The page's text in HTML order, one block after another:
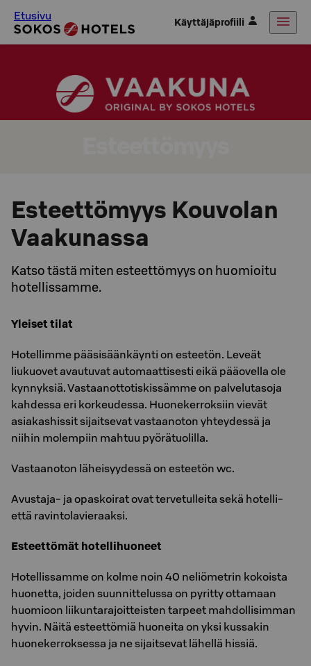
Etusivu Käyttäjäprofiili
Esteettömyys Kouvolan
Vaakunassa
Katso tästä miten esteettömyys on huomioitu
hotellissamme.
Yleiset tilat
Hotellimme pääsisäänkäynti on esteetön. Leveät
liukuovet avautuvat automaattisesti eikä pääovella ole
kynnyksiä. Vastaanottotiskissämme on palvelutasoja
kahdessa eri korkeudessa. Huonekerroksiin vievät
asiakashissit sijaitsevat vastaanoton yhteydessä ja
niihin molempiin mahtuu pyörätuolilla.
Vastaanoton läheisyydessä on esteetön wc.
Avustaja- ja opaskoirat ovat tervetulleita sekä hotelli-
että ravintolavieraaksi.
Esteettömät hotellihuoneet
Hotellissamme on kolme noin 40 neliömetrin kokoista
huonetta, joiden suunnittelussa on pyritty ottamaan
huomioon liikuntarajoitteisten tarpeet mahdollisimman
hyvin. Näitä esteettömiä huoneita on yksi kussakin
huonekerroksessa ja ne sijaitsevat lähellä hissiä.